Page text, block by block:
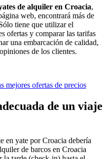
de alquiler en Croacia,
web, encontrará más de
tiene que utilizar el
ofertas y comparar las tarifas
una embarcación de calidad,
de los clientes.
mejores ofertas de precios
de un viaje
en yate por Croacia debería
de barcos en Croacia